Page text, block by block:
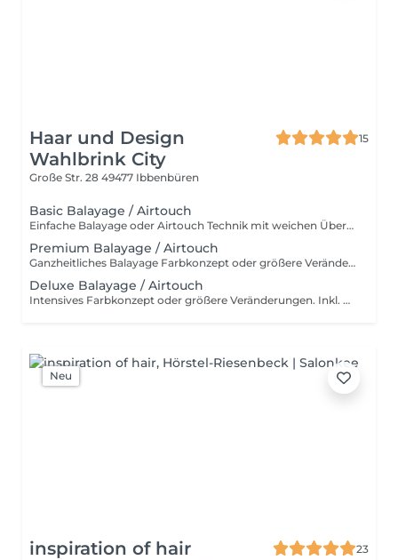
Haar und Design
Wahlbrink City
15
Große Str. 28 49477 Ibbenbüren
Basic Balayage / Airtouch
Einfache Balayage oder Airtouch Technik mit weichen Übergängen für langanhaltendem Tragekomfort. Inkl. Beratung, Haarpflege, Handmassage und Kopfmassage. Für wen ist das Basic Balayage-Paket geeignet? Dieses Paket richtet sich an Kundinnen, die bereits eine Balayage oder Airtouch-Behandlung hatten und sich eine dezente Auffrischung wünschen. Es ist ideal, wenn die bestehende Farbtechnik noch gut erhalten ist und lediglich sanft nachgearbeitet werden soll, ohne eine komplette Neugestaltung. Ebenso eignet sich Basic Paket für alle, die gezielte, leichte Aufhellungen bevorzugen – zum Beispiel am Oberkopf, im Konturbereich oder als Face Frame. Perfekt für einen frischen, natürlichen Look mit minimalem Aufwand und ohne den gesamten Kopf zu behandeln.
Premium Balayage / Airtouch
Ganzheitliches Balayage Farbkonzept oder größere Veränderungen. Inkl. Beratung, Haarpflege, Handmassage und Kopfmassage. Für wen ist das Premium Balayage-Paket geeignet? Dieses Paket ist ideal für Kundinnen, die sich eine deutlichere Auffrischung oder Veränderung wünschen, ohne eine komplette Neugestaltung vorzunehmen. Es eignet sich besonders, wenn die bestehende Balayage herausgewachsen ist und mehr Helligkeit sowie eine gleichmäßigere Farbverteilung gewünscht wird. Perfekt für alle, die mehr als nur eine leichte Nacharbeit möchten – zum Beispiel zusätzliche Strähnen im Längen- und Spitzenbereich, eine intensivere Aufhellung oder ein insgesamt frischer, lebendiger Look. Das Premium Paket bildet die optimale Balance zwischen natürlicher Auffrischung und sichtbarer Veränderung.
Deluxe Balayage / Airtouch
Intensives Farbkonzept oder größere Veränderungen. Inkl. Beratung, Haarpflege, Handmassage und Kopfmassage. Für wen ist das Deluxe Balayage-Paket geeignet? Das Deluxe Balayage ist die richtige Wahl, wenn der gesamte Kopf umfassend bearbeitet wird – für ein neues, harmonisches Gesamtbild mit maximaler Leuchtkraft und Dimension. Perfekt für alle, die bereit sind für einen intensiven, hochwertigen Farbservice mit einem deutlich sichtbaren Ergebnis.
Neu
inspiration of hair
23